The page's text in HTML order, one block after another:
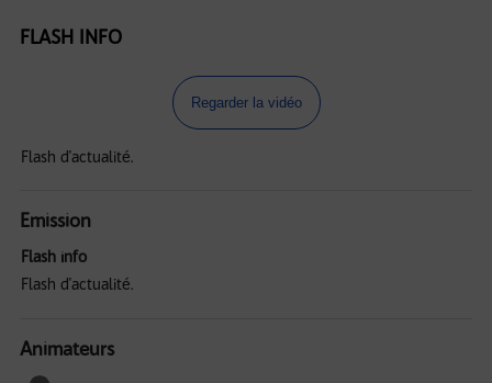
FLASH INFO
Regarder la vidéo
Flash d'actualité.
Emission
Flash info
Flash d'actualité.
Animateurs